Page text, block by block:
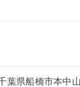
葉県船橋市本中